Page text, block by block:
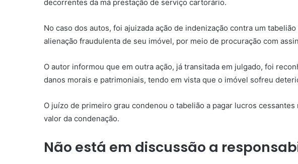
decorrentes da má prestação de serviço cartorário.
No caso dos autos, foi ajuizada ação de indenização contra um tabelião
alienação fraudulenta de seu imóvel, por meio de procuração com
O autor informou que em outra ação, já transitada em julgado, foi
danos morais e patrimoniais, tendo em vista que o imóvel sofreu
O juízo de primeiro grau condenou o tabelião a pagar lucros
valor da condenação.
Não está em discussão a